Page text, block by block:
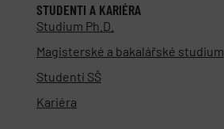
STUDENTI A KARIÉRA
Studium Ph.D.
Magisterské a bakalářské studium
Studenti SŠ
Kariéra